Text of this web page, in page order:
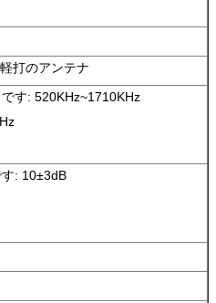
打のアンテナ
す: 520KHz~1710KHz
: 10±3dB